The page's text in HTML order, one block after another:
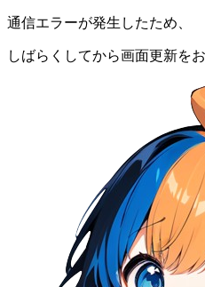
通信エラーが発生したため、
しばらくしてから画面更新を